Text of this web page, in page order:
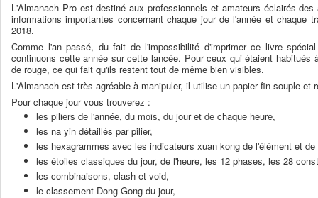
L'Almanach Pro est destiné aux professionnels et amateurs éclairés
informations importantes concernant chaque jour de l'année et
2018.
Comme l'an passé, du fait de l'impossibilité d'imprimer ce livre
continuons cette année sur cette lancée. Pour ceux qui étaient
de rouge, ce qui fait qu'ils restent tout de même bien visibles.
L'Almanach est très agréable à manipuler, il utilise un papier fin souple
Pour chaque jour vous trouverez :
les piliers de l'année, du mois, du jour et de chaque heure,
les na yin détaillés par pilier,
les hexagrammes avec les indicateurs xuan kong de l'élément et
les étoiles classiques du jour, de l'heure, les 12 phases, les 28
les combinaisons, clash et void,
le classement Dong Gong du jour,